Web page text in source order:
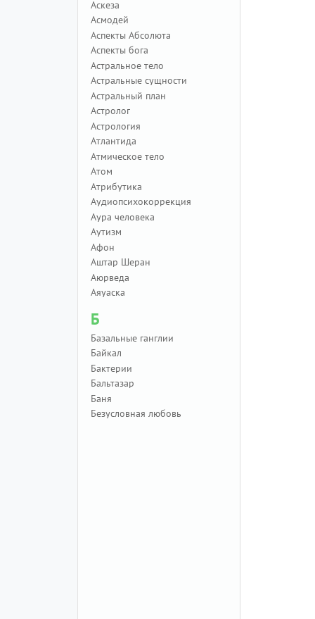
Аскеза
Асмодей
Аспекты Абсолюта
Аспекты бога
Астральное тело
Астральные сущности
Астральный план
Астролог
Астрология
Атлантида
Атмическое тело
Атом
Атрибутика
Аудиопсихокоррекция
Аура человека
Аутизм
Афон
Аштар Шеран
Аюрведа
Аяуаска
Б
Базальные ганглии
Байкал
Бактерии
Бальтазар
Баня
Безусловная любовь